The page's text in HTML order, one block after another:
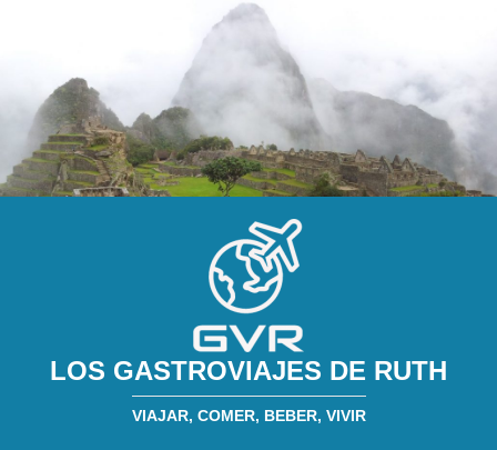
LOS GASTROVIAJES DE RUTH
VIAJAR, COMER, BEBER, VIVIR